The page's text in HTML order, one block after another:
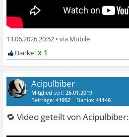
13.06.2026 20:52 •
x 1
Acipulbiber
Mitglied seit:26.01.2019
Beiträge:41952 Danke:41146
🔁 Video geteilt von Acipulbiber: